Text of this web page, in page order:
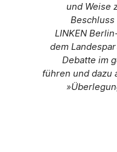
und Weise
LINKEN
dem
Debatte im
führen und dazu